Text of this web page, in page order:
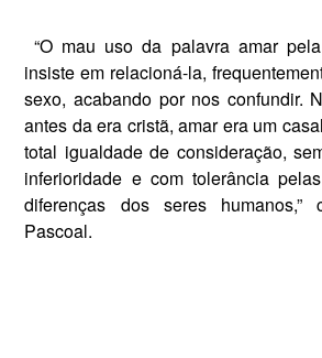
“O mau uso da palavra amar
insiste em rela­cioná-la,
sexo, acabando por nos confundir.
an­tes da era cristã, amar era um
total igualdade de consideração,
inferioridade e com tolerân­cia
diferen­ças dos seres humanos,”
Pascoal.